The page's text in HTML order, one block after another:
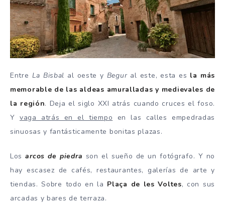
Entre La Bisbal al oeste y Begural este, esta es la más
memorable de las aldeas amuralladas y medievales de
la región. Deja el siglo XXI atrás cuando cruces el foso.
Y vaga atrás en el tiempo en las calles empedradas
sinuosas y fantásticamente bonitas plazas.
Losarcos de piedra son el sueño de un fotógrafo. Y no
hay escasez de cafés, restaurantes, galerías de arte y
tiendas. Sobre todo en la Plaça de les Voltes, con sus
arcadas y bares de terraza.